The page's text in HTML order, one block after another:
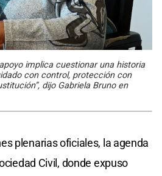
implica cuestionar una historia
con control, protección con
dijo Gabriela Bruno en
plenarias oficiales, la agenda
Civil, donde expuso